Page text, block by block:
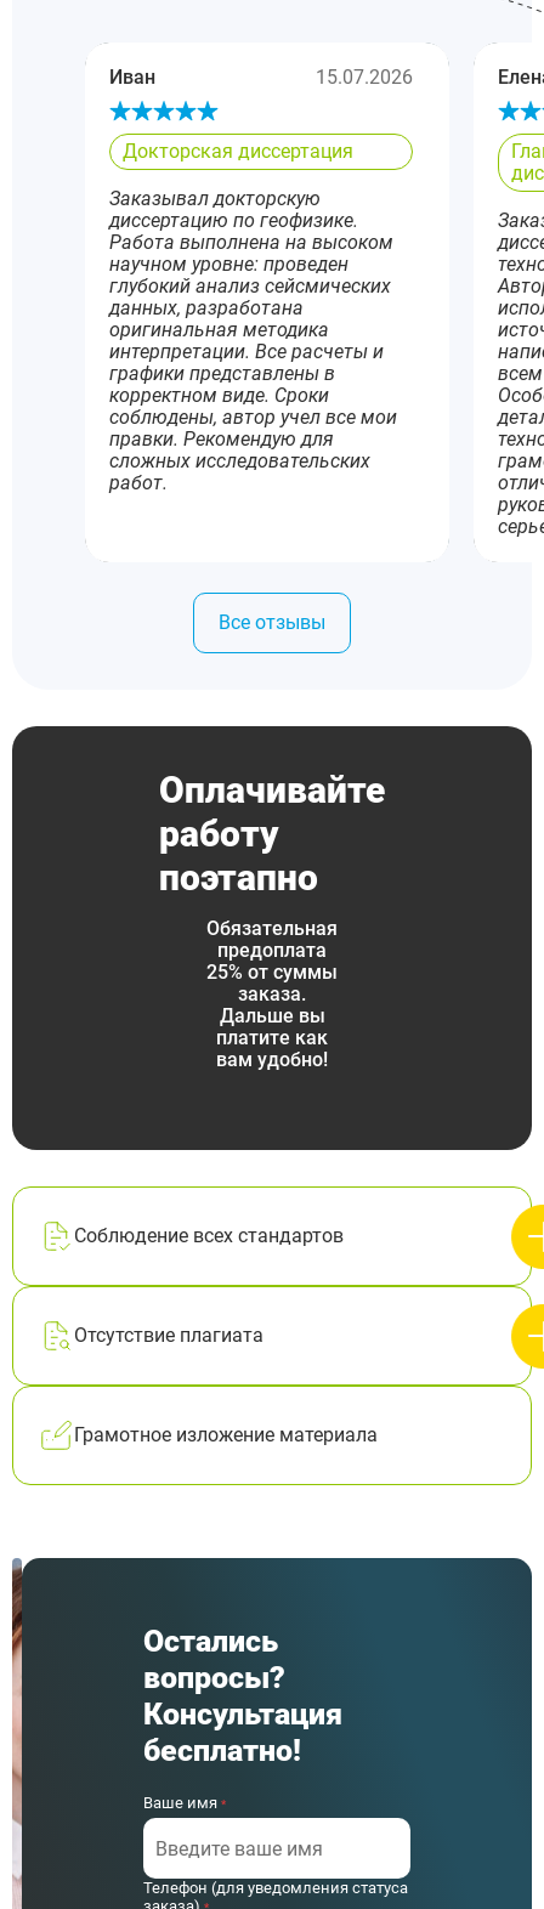
Иван 15.07.2026
Докторская диссертация
Заказывал докторскую
диссертацию по геофизике.
Работа выполнена на высоком
научном уровне: проведен
глубокий анализ сейсмических
данных, разработана
оригинальная методика
интерпретации. Все расчеты и
графики представлены в
корректном виде. Сроки
соблюдены, автор учел все мои
правки. Рекомендую для
сложных исследовательских
работ.
Все отзывы
Оплачивайте
работу
поэтапно
Обязательная
предоплата
25% от суммы
заказа.
Дальше вы
платите как
вам удобно!
Соблюдение всех стандартов
Отсутствие плагиата
Грамотное изложение материала
Остались
вопросы?
Консультация
бесплатно!
Ваше имя *
Телефон (для уведомления статуса